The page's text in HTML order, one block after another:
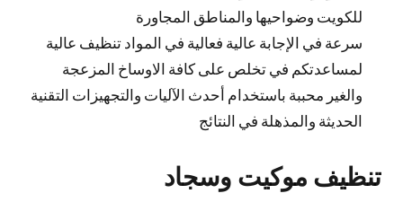
للكويت وضواحيها والمناطق المجاورة
سرعة في الإجابة عالية فعالية في المواد تنظيف عالية
لمساعدتكم في تخلص على كافة الاوساخ المزعجة
والغير محببة باستخدام أحدث الآليات والتجهيزات التقنية
الحديثة والمذهلة في النتائج
تنظيف موكيت وسجاد